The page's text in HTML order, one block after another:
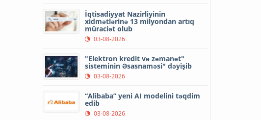
İqtisadiyyat Nazirliyinin
xidmətlərinə 13 milyondan artıq
müraciət olub
03-08-2026
"Elektron kredit və zəmanət"
sisteminin Əsasnaməsi" dəyişib
03-08-2026
“Alibaba” yeni AI modelini təqdim
edib
03-08-2026